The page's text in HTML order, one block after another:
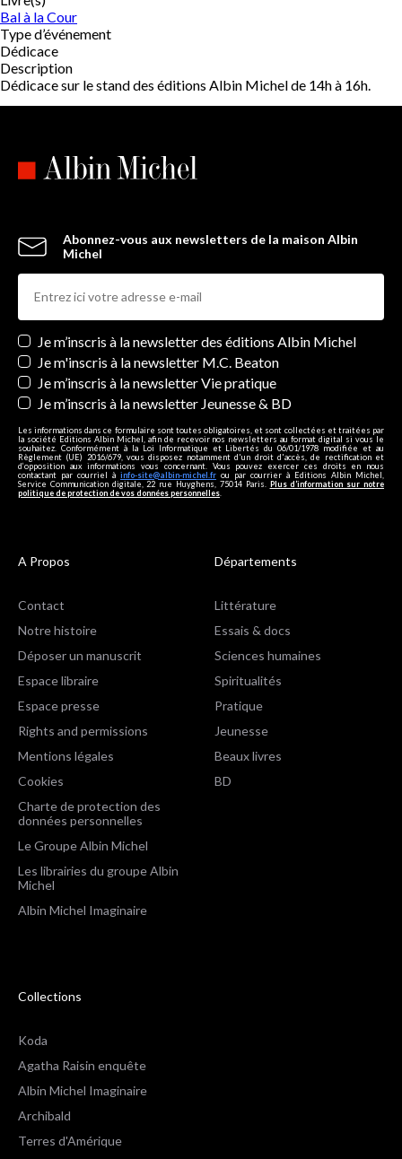
Bal à la Cour
Type d’événement
Dédicace
Description
Dédicace sur le stand des éditions Albin Michel de 14h à 16h.
Abonnez-vous aux newsletters de la maison Albin
Michel
Newsletters
Je m’inscris à la newsletter des éditions Albin Michel
Je m'inscris à la newsletter M.C. Beaton
Je m’inscris à la newsletter Vie pratique
Je m’inscris à la newsletter Jeunesse & BD
Les informations dans ce formulaire sont toutes obligatoires, et sont collectées et traitées par
la société Editions Albin Michel, afin de recevoir nos newsletters au format digital si vous le
souhaitez. Conformément à la Loi Informatique et Libertés du 06/01/1978 modifiée et au
Règlement (UE) 2016/679, vous disposez notamment d'un droit d'accès, de rectification et
d’opposition aux informations vous concernant. Vous pouvez exercer ces droits en nous
contactant par courriel à info-site@albin-michel.fr ou par courrier à Editions Albin Michel,
Service Communication digitale, 22 rue Huyghens, 75014 Paris. Plus d’information sur notre
politique de protection de vos données personnelles
A Propos
Contact
Notre histoire
Déposer un manuscrit
Espace libraire
Espace presse
Rights and permissions
Mentions légales
Cookies
Charte de protection des
données personnelles
Le Groupe Albin Michel
Les librairies du groupe Albin
Michel
Albin Michel Imaginaire
Départements
Littérature
Essais & docs
Sciences humaines
Spiritualités
Pratique
Jeunesse
Beaux livres
BD
Collections
Koda
Agatha Raisin enquête
Albin Michel Imaginaire
Archibald
Terres d'Amérique